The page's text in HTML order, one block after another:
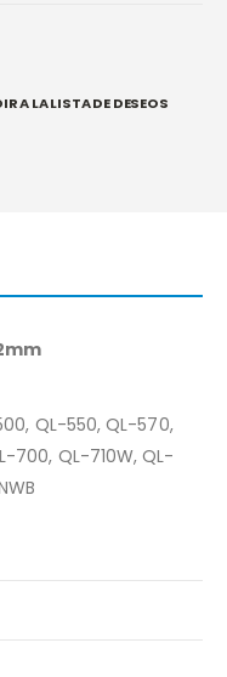
A LA LISTA DE DESEOS
QL-550, QL-570,
700, QL-710W, QL-